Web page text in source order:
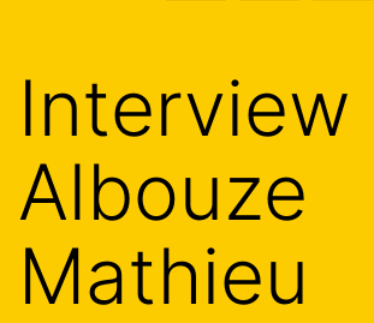
Interview
Albouze
Mathieu